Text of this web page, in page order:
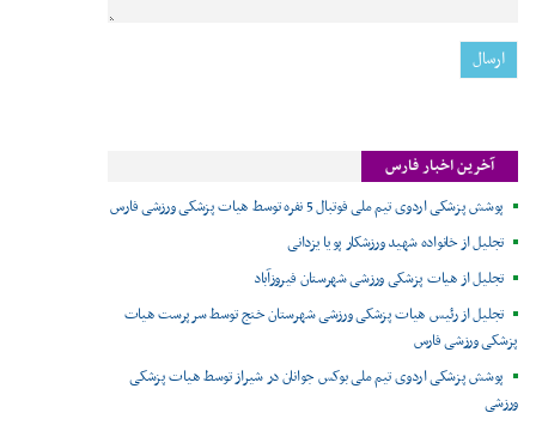
آخرین اخبار فارس
پوشش پزشکی اردوی تیم ملی فوتبال 5 نفره توسط هیات پزشکی ورزشی فارس
تجلیل از خانواده شهید ورزشکار پویا یزدانی
تجلیل از هیات پزشکی ورزشی شهرستان فیروزآباد
تجلیل از رئیس هیات پزشکی ورزشی شهرستان خنج توسط سرپرست هیات
پزشکی ورزشی فارس
پوشش پزشکی اردوی تیم ملی بوکس جوانان در شیراز توسط هیات پزشکی
ورزشی